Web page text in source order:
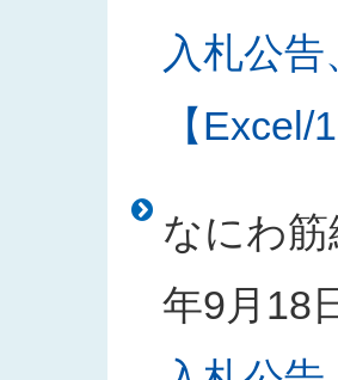
入札公
【Excel/
なにわ
年9月18